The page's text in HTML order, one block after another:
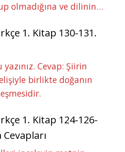
olmadığına ve dilinin…
1. Kitap 130-131.
Cevap: Şiirin
birlikte doğanın
1. Kitap 124-126-